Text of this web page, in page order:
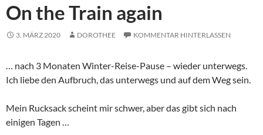
On the Train again
3. MÄRZ 2020 DOROTHEE KOMMENTAR HINTERLASSEN
… nach 3 Monaten Winter-Reise-Pause – wieder unterwegs.
Ich liebe den Aufbruch, das unterwegs und auf dem Weg sein.
Mein Rucksack scheint mir schwer, aber das gibt sich nach
einigen Tagen …